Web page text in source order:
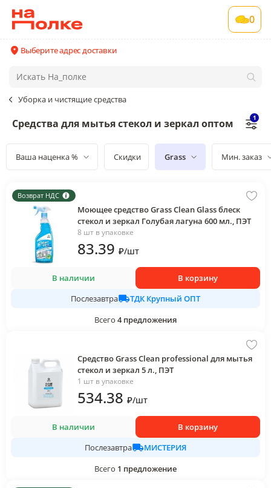
0
Выберите адрес доставки
Уборка и чистящие средства
Средства для мытья стекол и зеркал оптом 1
Ваша наценка % Скидки Grass Мин. заказ
Возврат НДС
Моющее средство Grass Clean Glass блеск
стекол и зеркал Голубая лагуна 600 мл., ПЭТ
8 шт в упаковке
83.39 ₽/шт
В наличии
В корзину
Послезавтра
ТДК Крупный ОПТ
Всего 4 предложения
Средство Grass Clean professional для мытья
стекол и зеркал 5 л., ПЭТ
1 шт в упаковке
534.38 ₽/шт
В наличии
В корзину
Послезавтра
МИСТЕРИЯ
Всего 1 предложение